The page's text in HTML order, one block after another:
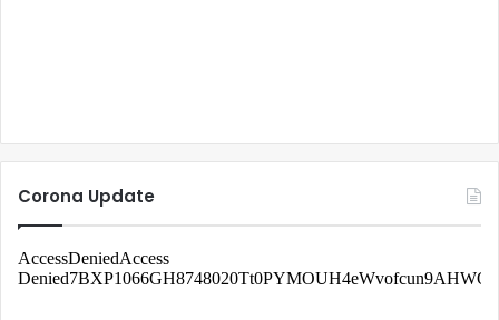
Corona Update